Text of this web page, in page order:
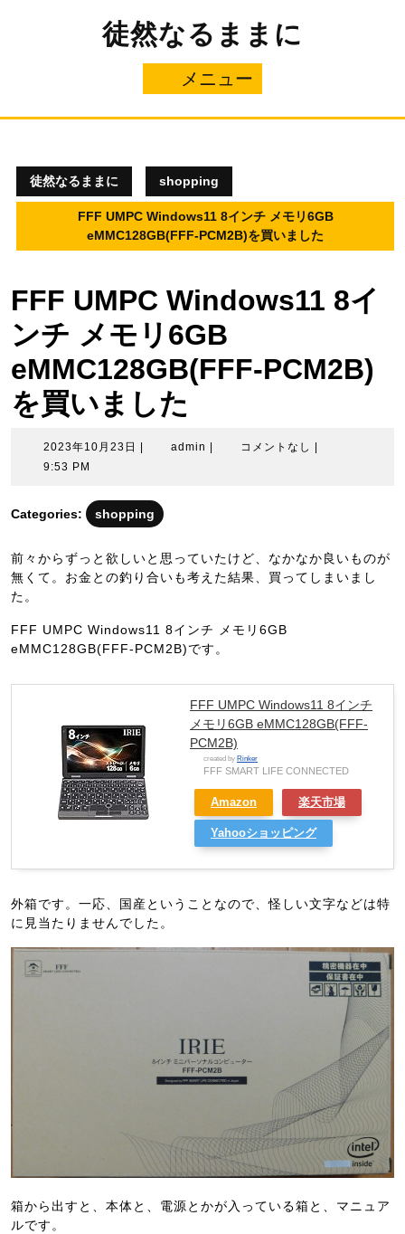
ス
徒然なるままに
メニュー
ニ
ー
徒然なるままに shopping
FFF UMPC Windows11 8インチ メモリ6GB
eMMC128GB(FFF-PCM2B)を買いました
FFF UMPC Windows11 8イ
ンチ メモリ6GB
eMMC128GB(FFF-PCM2B)
を買いました
2023年10月23日
2023
23
admin adminコメントなし
9:53 PM
Categories: shopping
前々からずっと欲しいと思っていたけど、なかなか良いものが
無くて。お金との釣り合いも考えた結果、買ってしまいまし
た。
FFF UMPC Windows11 8インチ メモリ6GB
eMMC128GB(FFF-PCM2B)です。
FFF UMPC Windows11 8インチ
メモリ6GB eMMC128GB(FFF-
PCM2B)
created by Rinker
FFF SMART LIFE CONNECTED
Amazon 楽天市場
Yahooショッピング
外箱です。一応、国産ということなので、怪しい文字などは特
に見当たりませんでした。
箱から出すと、本体と、電源とかが入っている箱と、マニュア
ルです。